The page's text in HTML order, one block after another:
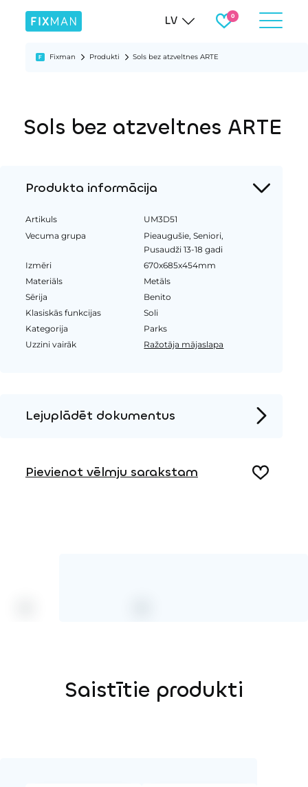
LV
Fixman Produkti Sols bez atzveltnes ARTE
Sols bez atzveltnes ARTE
Produkta informācija
Artikuls
UM3D51
Vecuma grupa
Pieaugušie, Seniori,
Pusaudži 13-18 gadi
Izmēri
670x685x454mm
Materiāls
Metāls
Sērija
Benito
Klasiskās funkcijas
Soli
Kategorija
Parks
Uzzini vairāk
Ražotāja mājaslapa
Lejuplādēt dokumentus
Pievienot vēlmju sarakstam
Saistītie produkti